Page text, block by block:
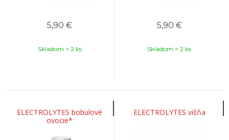
5,90 €
Skladom > 2 ks
5,90 €
Skladom > 2 ks
ELECTROLYTES bobulové
ovocie*
ELECTROLYTES višňa